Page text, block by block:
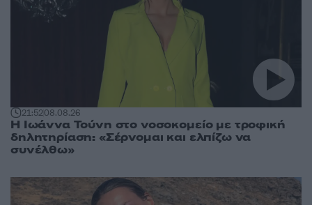
21:5208.08.26
Η Ιωάννα Τούνη στο νοσοκομείο με τροφική
δηλητηρίαση: «Σέρνομαι και ελπίζω να
συνέλθω»